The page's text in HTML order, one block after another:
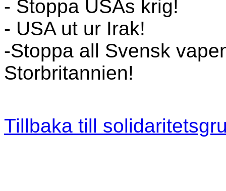
- Stoppa USAs krig!
- USA ut ur Irak!
-Stoppa all Svensk
Storbritannien!
Tillbaka till